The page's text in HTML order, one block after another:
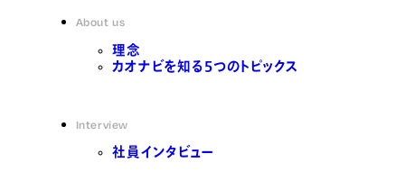
About us
理念
カオナビを知る5つのトピックス
Interview
社員インタビュー